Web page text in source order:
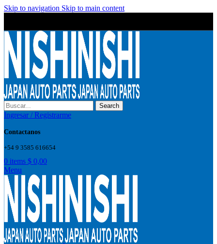
Skip to navigation Skip to main content
Search
Ingresar / Registrarme
Contactanos
+54 9 3585 616654
0 items $ 0,00
Menu